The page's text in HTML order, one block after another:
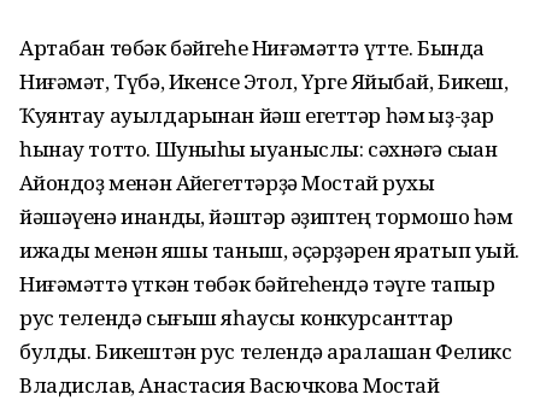
Артабан төбәк бәйгеһе Ниғәмәттә үтте. Бында
Ниғәмәт, Түбә, Икенсе Этҡол, Үрге Яйыҡбай, Бикеш,
Ҡуянтау ауылдарынан йәш егеттәр һәм ҡыҙ-ҙар
һынау тотто. Шуныһы ҡыуаныслы: сәхнәгә сыҡҡан
Аҡйондоҙ менән Аҡйегеттәрҙә Мостай рухы
йәшәүенә инандыҡ, йәштәр әҙиптең тормошо һәм
ижады менән яҡшы таныш, әҫәрҙәрен яратып уҡый.
Ниғәмәттә үткән төбәк бәйгеһендә тәүге тапҡыр
рус телендә сығыш яһаусы конкурсанттар
булды. Бикештән рус телендә аралашҡан Феликс
Владислав, Анастасия Васючкова Мостай